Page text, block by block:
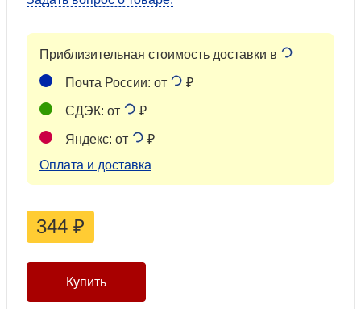
Приблизительная стоимость доставки в
Почта России: от ₽
СДЭК: от ₽
Яндекс: от
₽
Оплата и доставка
344 ₽